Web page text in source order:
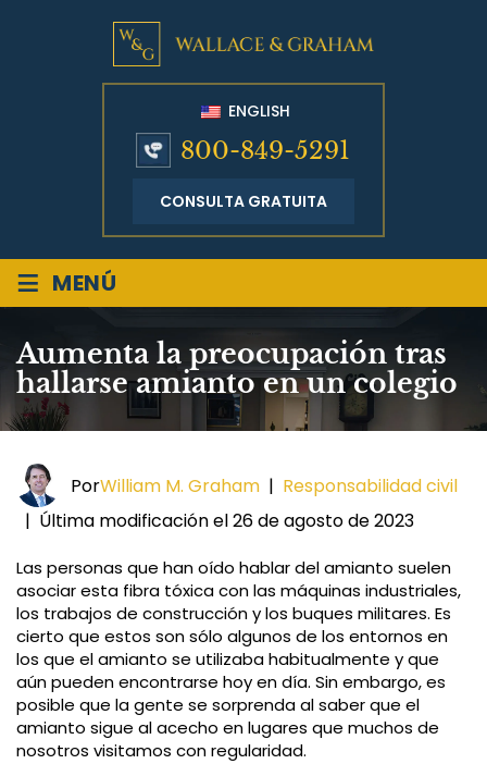
ENGLISH
800-849-5291
CONSULTA GRATUITA
≡ MENÚ
Aumenta la preocupación tras
hallarse amianto en un colegio
PorWilliam M. Graham | Responsabilidad civil
| Última modificación el 26 de agosto de 2023
Las personas que han oído hablar del amianto suelen
asociar esta fibra tóxica con las máquinas industriales,
los trabajos de construcción y los buques militares. Es
cierto que estos son sólo algunos de los entornos en
los que el amianto se utilizaba habitualmente y que
aún pueden encontrarse hoy en día. Sin embargo, es
posible que la gente se sorprenda al saber que el
amianto sigue al acecho en lugares que muchos de
nosotros visitamos con regularidad.